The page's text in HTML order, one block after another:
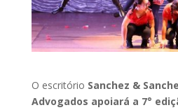
O escritório Sanchez &
Advogados apoiará a 7°